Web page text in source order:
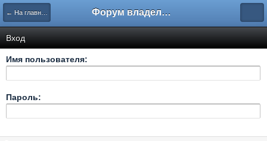
← На главную Форум владельцев интернет-магазинов
Вход
Имя пользователя:
Пароль: